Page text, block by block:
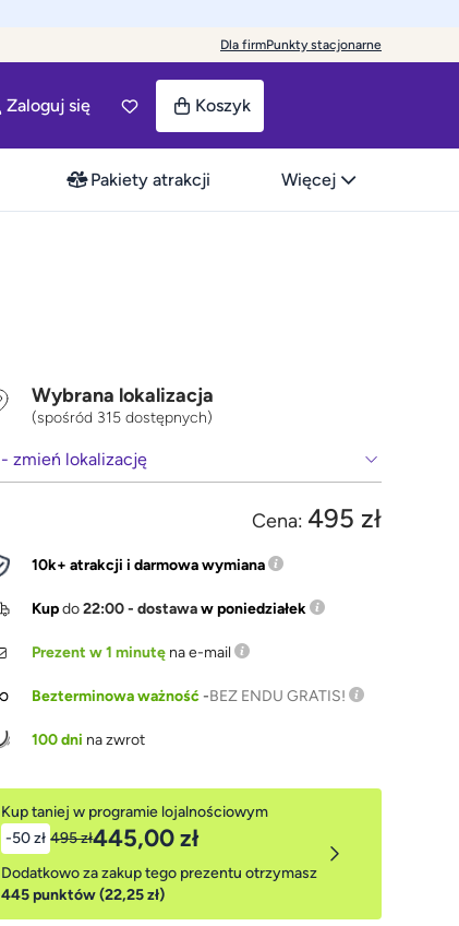
Dla firmPunkty stacjonarne
Zaloguj się Koszyk
Pakiety atrakcji Więcej
Wybrana lokalizacja
(spośród 315 dostępnych)
- zmień lokalizację
Cena: 495 zł
10k+ atrakcji i darmowa wymiana
Kupdo22:00 - dostawaw poniedziałek
Prezent w 1 minutę na e-mail
Bezterminowa ważność-BEZ ENDU GRATIS!
100 dni na zwrot
Kup taniej w programie lojalnościowym
-50 zł 495 zł445,00 zł
Dodatkowo za zakup tego prezentu otrzymasz
445 punktów (22,25 zł)